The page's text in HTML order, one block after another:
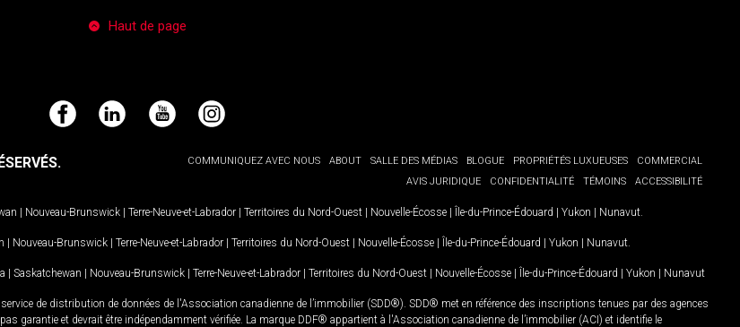
Haut de page
FacebookLinkedIn YouTubeInstagram
COMMUNIQUEZ AVEC NOUS ABOUT SALLE DES MÉDIAS BLOGUE PROPRIÉTÉS LUXUEUSES
COMMERCIAL
AVIS JURIDIQUE
CONFIDENTIALITÉ TÉMOINS ACCESSIBILITÉ
| Nouveau-Brunswick | Terre-Neuve-et-Labrador | Territoires du Nord-Ouest | Nouvelle-Écosse | Île-du-Prince-Édouard | Yukon | Nunavut
| Nouveau-Brunswick | Terre-Neuve-et-Labrador | Territoires du Nord-Ouest | Nouvelle-Écosse | Île-du-Prince-Édouard | Yukon | Nunavut
| Saskatchewan | Nouveau-Brunswick | Terre-Neuve-et-Labrador | Territoires du Nord-Ouest | Nouvelle-Écosse | Île-du-Prince-Édouard | Yukon | Nunavut
de distribution de données de l'Association canadienne de l’immobilier (SDD®). SDD® met en référence des inscriptions tenues par des agences
garantie et devrait être indépendamment vérifiée. La marque DDF® appartient à l'Association canadienne de l’immobilier (ACI) et identifie le